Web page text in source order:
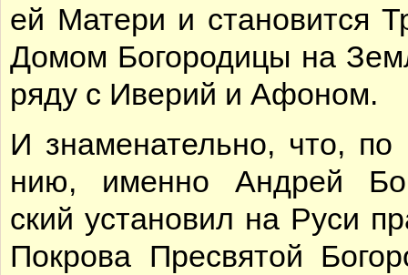
ей Ма­те­ри и ста­но­вит­ся
До­мом Бо­го­ро­ди­цы на
ря­ду с Иве­рий и Афо­ном.
И зна­ме­на­тель­но, что,
нию, имен­но Ан­дрей
ский уста­но­вил на Ру­си
По­кро­ва Пре­свя­той